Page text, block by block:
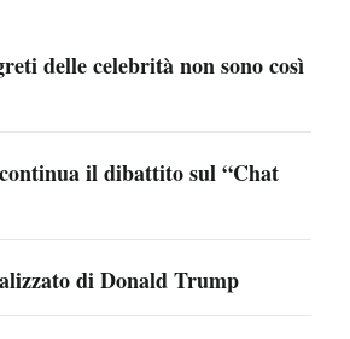
delle celebrità non sono così
il dibattito sul “Chat
di Donald Trump